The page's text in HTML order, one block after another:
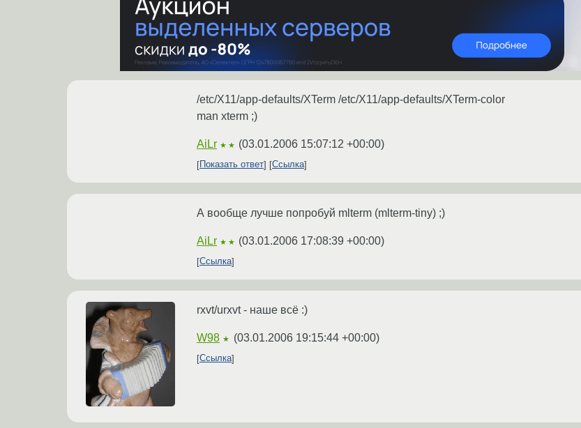
/etc/X11/app-defaults/XTerm /etc/X11/app-defaults/XTerm-color
man xterm ;)
AiLr ★★ (03.01.2006 15:07:12 +00:00)
Показать ответ Ссылка
А вообще лучше попробуй mlterm (mlterm-tiny) ;)
AiLr ★★ (03.01.2006 17:08:39 +00:00)
Ссылка
rxvt/urxvt - наше всё :)
W98 ★ (03.01.2006 19:15:44 +00:00)
Ссылка